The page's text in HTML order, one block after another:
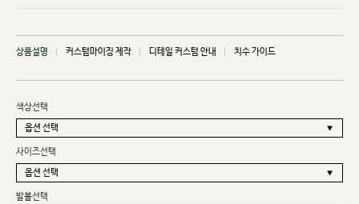
상품설명 커스텀마이징 제작 디테일 커스텀 안내 치수 가이드
색상선택
사이즈선택
발볼선택